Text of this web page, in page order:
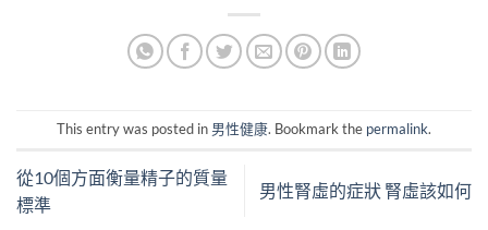
This entry was posted in 男性健康. Bookmark the permalink.
從10個方面衡量精子的質量
標準
男性腎虛的症狀 腎虛該如何